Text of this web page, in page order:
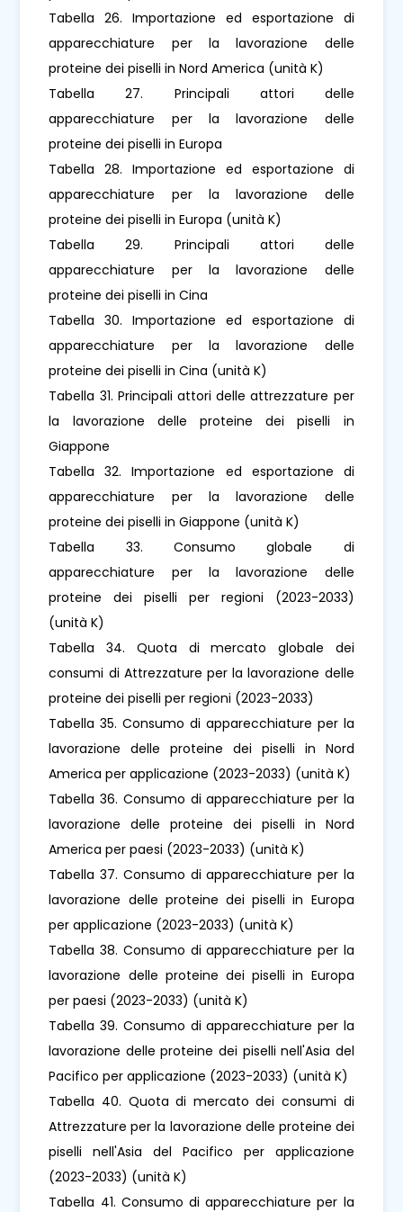
Tabella 26. Importazione ed esportazione di
apparecchiature per la lavorazione delle
proteine ​​dei piselli in Nord America (unità K)
Tabella 27. Principali attori delle
apparecchiature per la lavorazione delle
proteine ​​dei piselli in Europa
Tabella 28. Importazione ed esportazione di
apparecchiature per la lavorazione delle
proteine ​​dei piselli in Europa (unità K)
Tabella 29. Principali attori delle
apparecchiature per la lavorazione delle
proteine ​​dei piselli in Cina
Tabella 30. Importazione ed esportazione di
apparecchiature per la lavorazione delle
proteine ​​dei piselli in Cina (unità K)
Tabella 31. Principali attori delle attrezzature per
la lavorazione delle proteine ​​dei piselli in
Giappone
Tabella 32. Importazione ed esportazione di
apparecchiature per la lavorazione delle
proteine ​​dei piselli in Giappone (unità K)
Tabella 33. Consumo globale di
apparecchiature per la lavorazione delle
proteine ​​dei piselli per regioni (2023-2033)
(unità K)
Tabella 34. Quota di mercato globale dei
consumi di Attrezzature per la lavorazione delle
proteine ​​dei piselli per regioni (2023-2033)
Tabella 35. Consumo di apparecchiature per la
lavorazione delle proteine ​​dei piselli in Nord
America per applicazione (2023-2033) (unità K)
Tabella 36. Consumo di apparecchiature per la
lavorazione delle proteine ​​dei piselli in Nord
America per paesi (2023-2033) (unità K)
Tabella 37. Consumo di apparecchiature per la
lavorazione delle proteine ​​dei piselli in Europa
per applicazione (2023-2033) (unità K)
Tabella 38. Consumo di apparecchiature per la
lavorazione delle proteine ​​dei piselli in Europa
per paesi (2023-2033) (unità K)
Tabella 39. Consumo di apparecchiature per la
lavorazione delle proteine ​​dei piselli nell'Asia del
Pacifico per applicazione (2023-2033) (unità K)
Tabella 40. Quota di mercato dei consumi di
Attrezzature per la lavorazione delle proteine ​​dei
piselli nell'Asia del Pacifico per applicazione
(2023-2033) (unità K)
Tabella 41. Consumo di apparecchiature per la